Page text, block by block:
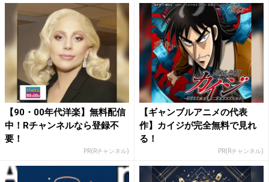
【90・00年代洋楽】無料配信
中！Rチャンネルなら登録不
要！
PR(Rチャンネル)
【ギャンブルアニメの代表
作】カイジが完全無料で見れ
る！
PR(Rチャンネル)